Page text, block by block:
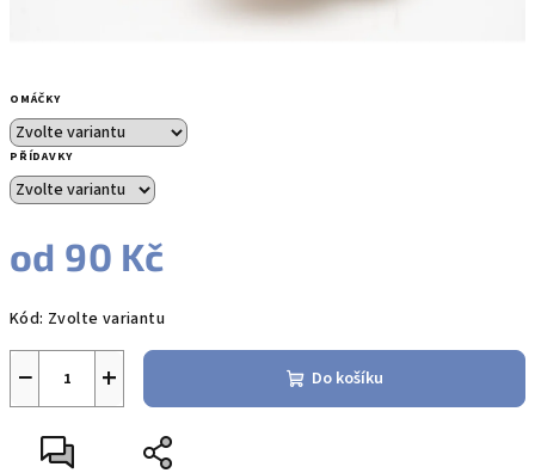
OMÁČKY
PŘÍDAVKY
od 90 Kč
cena:
Kód: Zvolte variantu
+
− Do košíku